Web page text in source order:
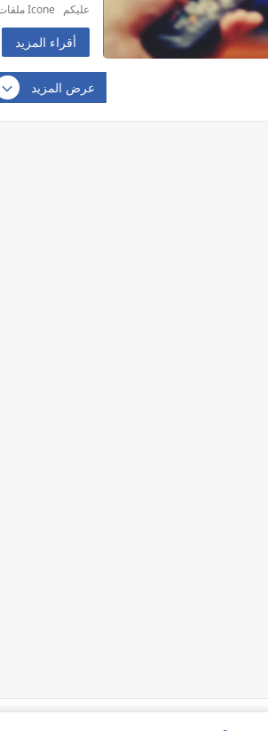
عليكم Icone ملفات قنوات خاصة ملف قنوات جديد و مرتب الملفات ص...
أقراء المزيد
عرض المزيد